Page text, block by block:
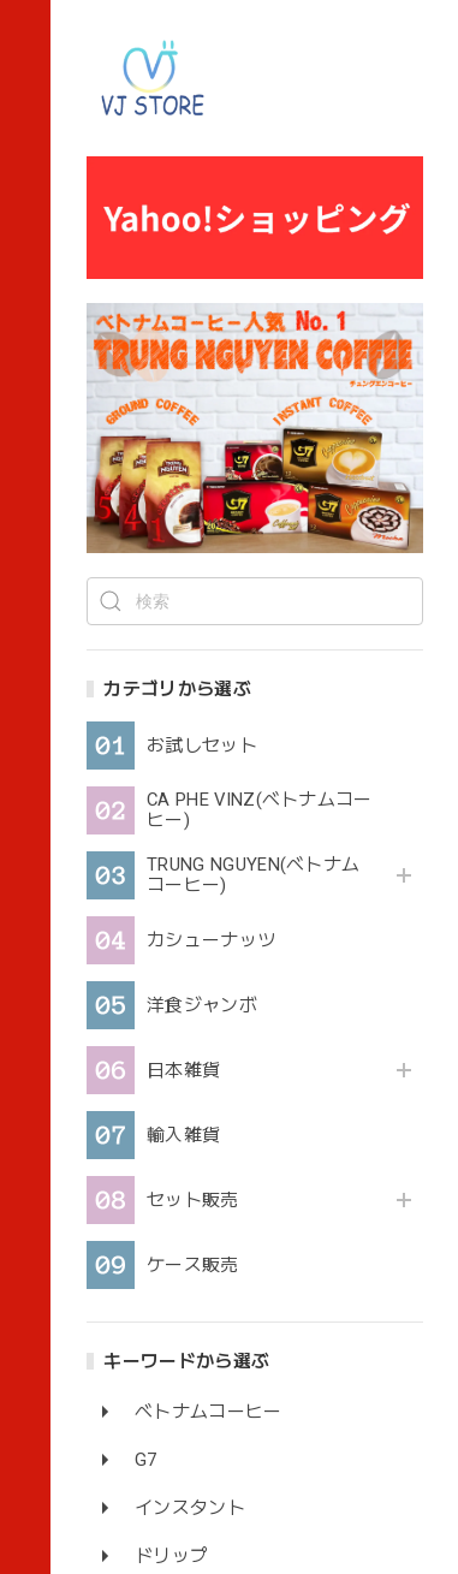
カテゴリから選ぶ
お試しセット
CA PHE VINZ(ベトナムコー
ヒー)
TRUNG NGUYEN(ベトナム
コーヒー)
カシューナッツ
洋食ジャンボ
日本雑貨
輸入雑貨
セット販売
ケース販売
キーワードから選ぶ
ベトナムコーヒー
G7
インスタント
ドリップ